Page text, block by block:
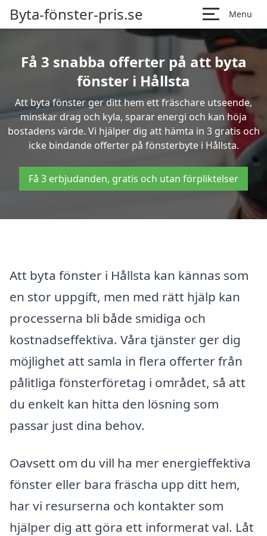
Byta-fönster-pris.se Menu
Få 3 snabba offerter på att byta
fönster i Hållsta
Att byta fönster ger ditt hem ett fräschare utseende,
minskar drag och kyla, sparar energi och kan höja
bostadens värde. Vi hjälper dig att hämta in 3 gratis och
icke bindande offerter på fönsterbyte i Hållsta.
Få 3 erbjudanden, gratis och utan förpliktelser
Att byta fönster i Hållsta kan kännas som
en stor uppgift, men med rätt hjälp kan
processerna bli både smidiga och
kostnadseffektiva. Våra tjänster ger dig
möjlighet att samla in flera offerter från
pålitliga fönsterföretag i området, så att
du enkelt kan hitta den lösning som
passar just dina behov.
Oavsett om du vill ha mer energi­effektiva
fönster eller bara fräscha upp ditt hem,
har vi resurserna och kontakter som
hjälper dig att göra ett informerat val. Låt